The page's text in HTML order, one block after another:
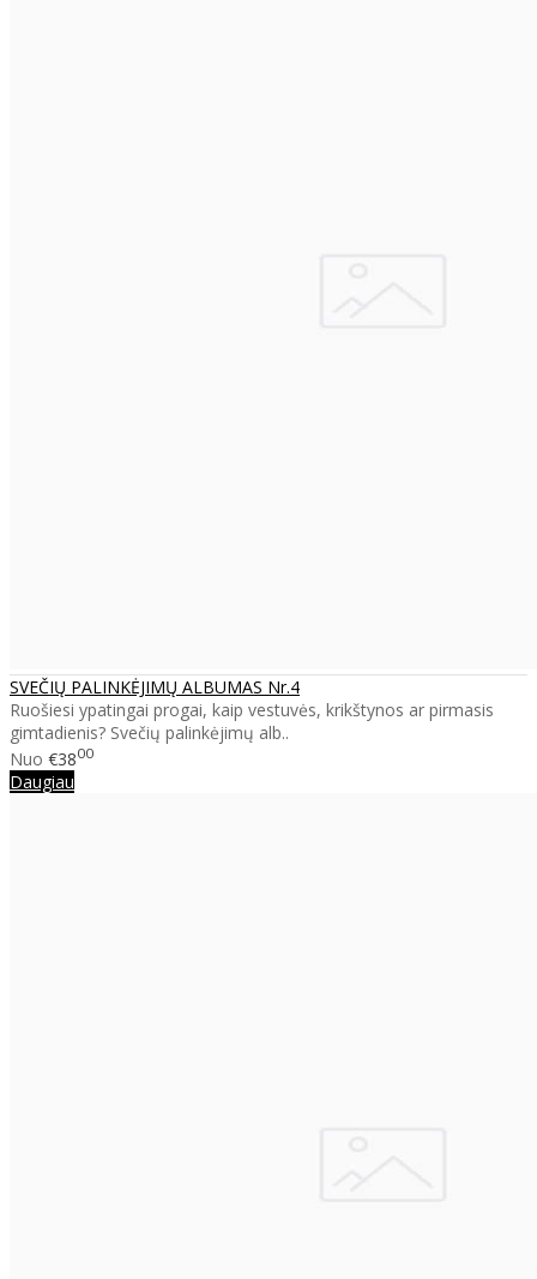
SVEČIŲ PALINKĖJIMŲ ALBUMAS Nr.4
Ruošiesi ypatingai progai, kaip vestuvės, krikštynos ar pirmasis
gimtadienis? Svečių palinkėjimų alb..
Nuo €3800
Daugiau